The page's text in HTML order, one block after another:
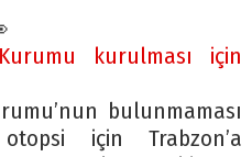
kurulması için
bulunmaması
için Trabzon’a